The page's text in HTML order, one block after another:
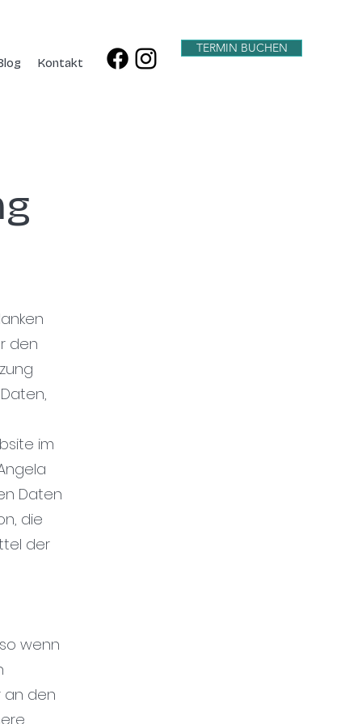
Kontakt
TERMIN BUCHEN
den
im
Daten
die
der
wenn
an den